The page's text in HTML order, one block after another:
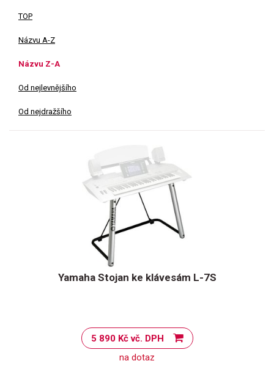
TOP
Názvu A-Z
Názvu Z-A
Od nejlevnějšího
Od nejdražšího
Yamaha Stojan ke klávesám L-7S
5 890 Kč vč. DPH
na dotaz